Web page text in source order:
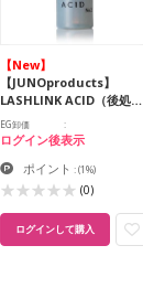
【New】
【JUNOproducts】
LASHLINK ACID（後処…
EG卸価
ログイン後表示
ポイント :(1%)
(0)
ログインして購入